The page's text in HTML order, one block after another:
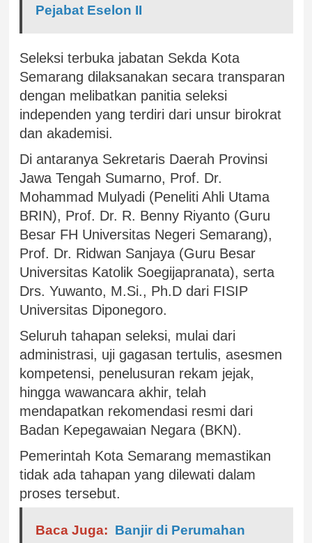
Pejabat Eselon II
Seleksi terbuka jabatan Sekda Kota
Semarang dilaksanakan secara transparan
dengan melibatkan panitia seleksi
independen yang terdiri dari unsur birokrat
dan akademisi.
Di antaranya Sekretaris Daerah Provinsi
Jawa Tengah Sumarno, Prof. Dr.
Mohammad Mulyadi (Peneliti Ahli Utama
BRIN), Prof. Dr. R. Benny Riyanto (Guru
Besar FH Universitas Negeri Semarang),
Prof. Dr. Ridwan Sanjaya (Guru Besar
Universitas Katolik Soegijapranata), serta
Drs. Yuwanto, M.Si., Ph.D dari FISIP
Universitas Diponegoro.
Seluruh tahapan seleksi, mulai dari
administrasi, uji gagasan tertulis, asesmen
kompetensi, penelusuran rekam jejak,
hingga wawancara akhir, telah
mendapatkan rekomendasi resmi dari
Badan Kepegawaian Negara (BKN).
Pemerintah Kota Semarang memastikan
tidak ada tahapan yang dilewati dalam
proses tersebut.
Baca Juga: Banjir di Perumahan